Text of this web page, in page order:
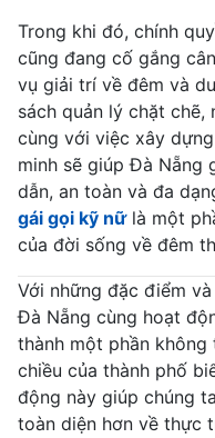
Trong khi đó, chính
cũng đang cố gắng
vụ giải trí về đêm và
sách quản lý chặt
cùng với việc xây
minh sẽ giúp Đà Nẵng
dẫn, an toàn và đa
gái gọi kỹ nữlà một
của đời sống về đêm
Với những đặc điểm
Đà Nẵng cùng hoạt
thành một phần
chiều của thành phố
động này giúp chúng
toàn diện hơn về thực